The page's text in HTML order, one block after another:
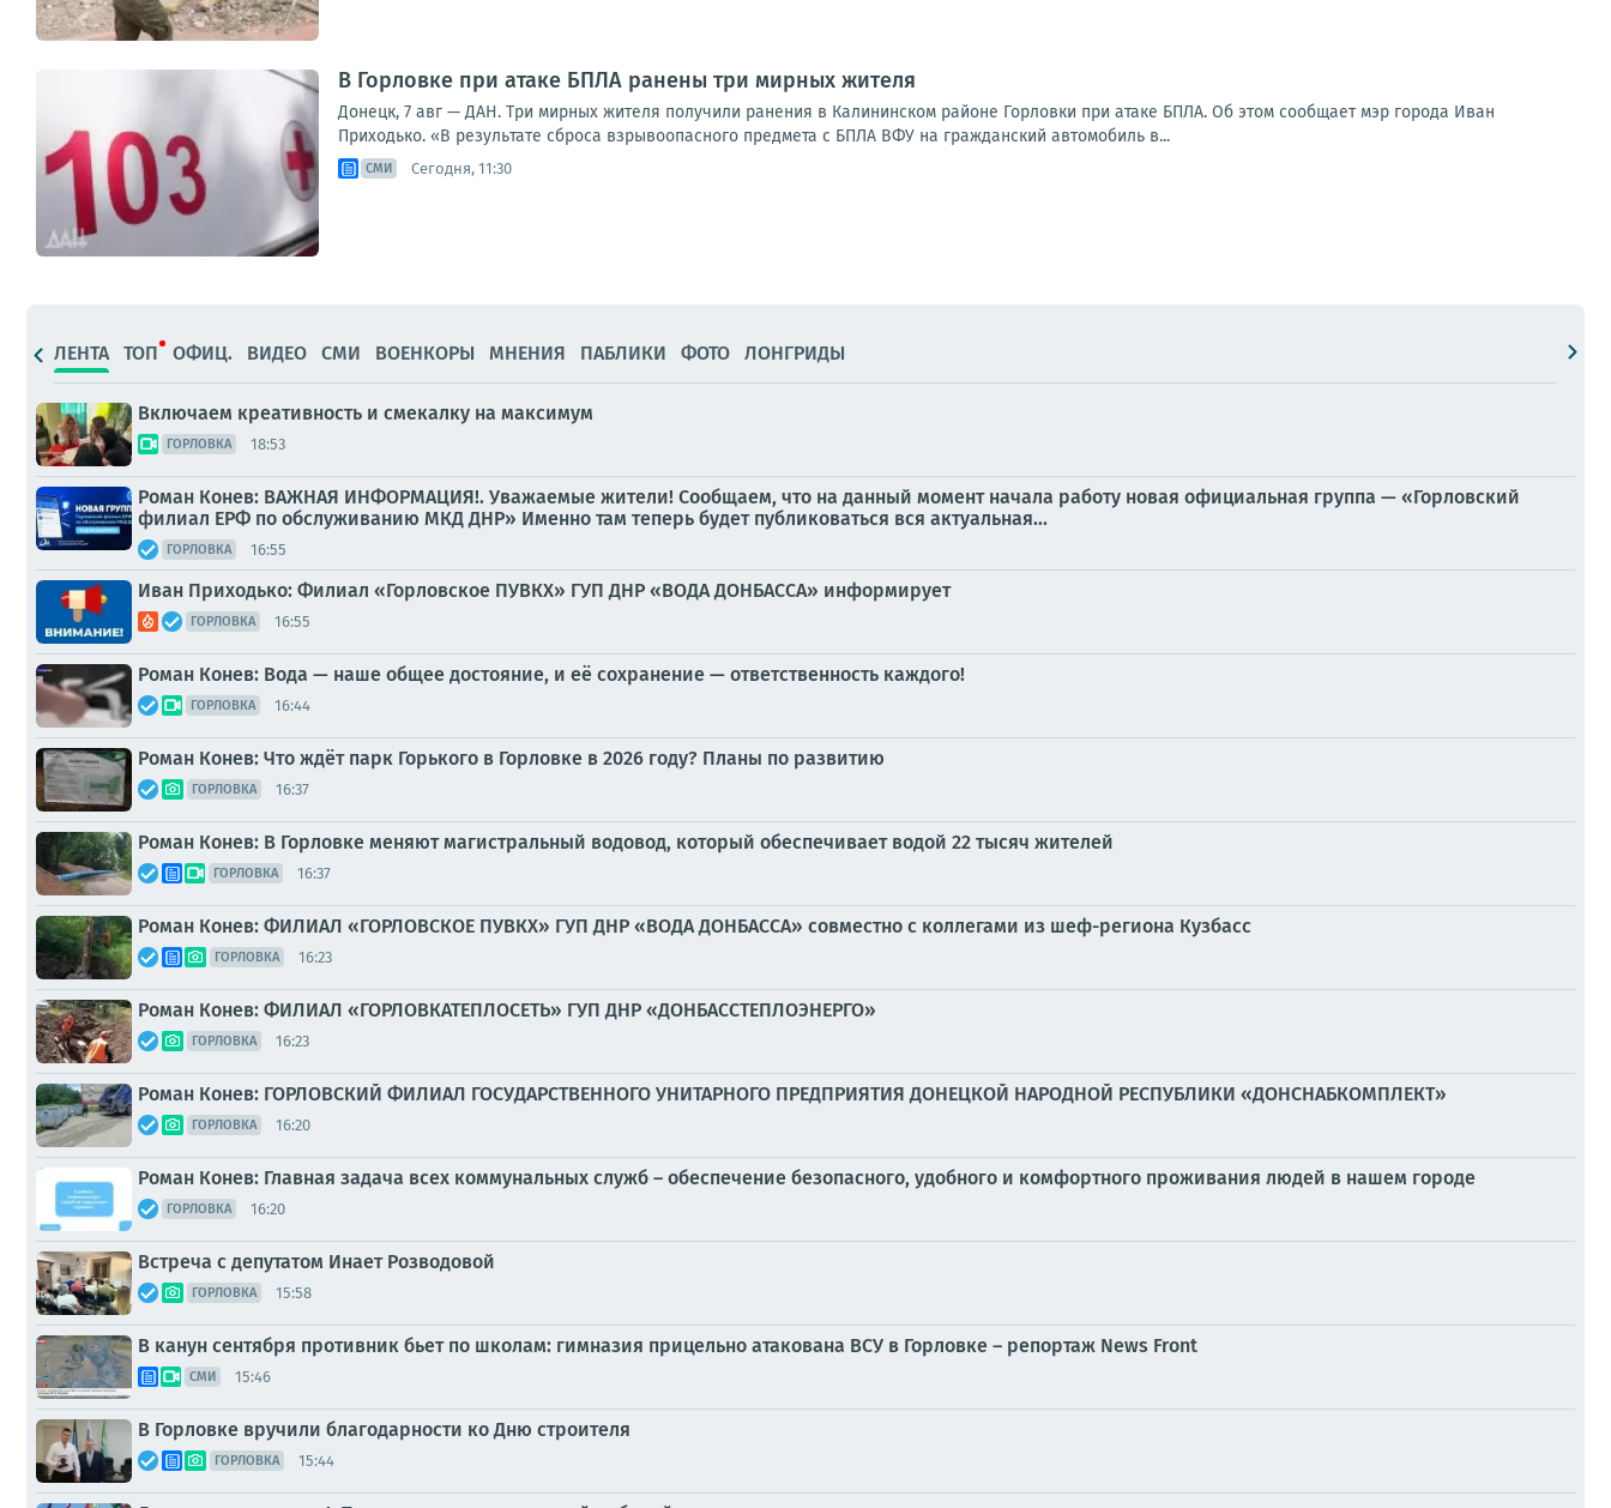
В Горловке при атаке БПЛА ранены три мирных жителя
Донецк, 7 авг — ДАН. Три мирных жителя получили ранения в Калининском районе Горловки при атаке БПЛА. Об этом сообщает мэр города Иван
Приходько. «В результате сброса взрывоопасного предмета с БПЛА ВФУ на гражданский автомобиль в...
СМИ Сегодня, 11:30
ЛЕНТА ТОП ОФИЦ. ВИДЕО СМИ ВОЕНКОРЫ МНЕНИЯ ПАБЛИКИ ФОТО ЛОНГРИДЫ
Включаем креативность и смекалку на максимум
ГОРЛОВКА 18:53
Роман Конев: ВАЖНАЯ ИНФОРМАЦИЯ!. Уважаемые жители! Сообщаем, что на данный момент начала работу новая официальная группа — «Горловский
филиал ЕРФ по обслуживанию МКД ДНР» Именно там теперь будет публиковаться вся актуальная...
ГОРЛОВКА 16:55
Иван Приходько: Филиал «Горловское ПУВКХ» ГУП ДНР «ВОДА ДОНБАССА» информирует
ГОРЛОВКА 16:55
Роман Конев: Вода — наше общее достояние, и её сохранение — ответственность каждого!
ГОРЛОВКА 16:44
Роман Конев: Что ждёт парк Горького в Горловке в 2026 году? Планы по развитию
ГОРЛОВКА 16:37
Роман Конев: В Горловке меняют магистральный водовод, который обеспечивает водой 22 тысяч жителей
ГОРЛОВКА 16:37
Роман Конев: ФИЛИАЛ «ГОРЛОВСКОЕ ПУВКХ» ГУП ДНР «ВОДА ДОНБАССА» совместно с коллегами из шеф-региона Кузбасс
ГОРЛОВКА 16:23
Роман Конев: ФИЛИАЛ «ГОРЛОВКАТЕПЛОСЕТЬ» ГУП ДНР «ДОНБАССТЕПЛОЭНЕРГО»
ГОРЛОВКА 16:23
Роман Конев: ГОРЛОВСКИЙ ФИЛИАЛ ГОСУДАРСТВЕННОГО УНИТАРНОГО ПРЕДПРИЯТИЯ ДОНЕЦКОЙ НАРОДНОЙ РЕСПУБЛИКИ «ДОНСНАБКОМПЛЕКТ»
ГОРЛОВКА 16:20
Роман Конев: Главная задача всех коммунальных служб – обеспечение безопасного, удобного и комфортного проживания людей в нашем городе
ГОРЛОВКА 16:20
Встреча с депутатом Инает Розводовой
ГОРЛОВКА 15:58
В канун сентября противник бьет по школам: гимназия прицельно атакована ВСУ в Горловке – репортаж News Front
СМИ 15:46
В Горловке вручили благодарности ко Дню строителя
ГОРЛОВКА 15:44